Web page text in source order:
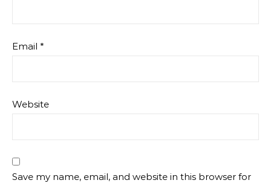
Email *
Website
Save my name, email, and website in this browser for